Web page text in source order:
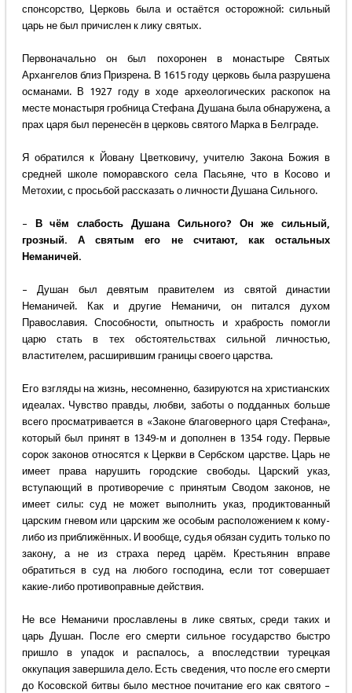
спонсорство, Церковь была и остаётся осторожной: сильный
царь не был причислен к лику святых.
Первоначально он был похоронен в монастыре Святых
Архангелов близ Призрена. В 1615 году церковь была разрушена
османами. В 1927 году в ходе археологических раскопок на
месте монастыря гробница Стефана Душана была обнаружена, а
прах царя был перенесён в церковь святого Марка в Белграде.
Я обратился к Йовану Цветковичу, учителю Закона Божия в
средней школе поморавского села Пасьяне, что в Косово и
Метохии, с просьбой рассказать о личности Душана Сильного.
– В чём слабость Душана Сильного? Он же сильный,
грозный. А святым его не считают, как остальных
Неманичей.
– Душан был девятым правителем из святой династии
Неманичей. Как и другие Неманичи, он питался духом
Православия. Способности, опытность и храбрость помогли
царю стать в тех обстоятельствах сильной личностью,
властителем, расширившим границы своего царства.
Его взгляды на жизнь, несомненно, базируются на христианских
идеалах. Чувство правды, любви, заботы о подданных больше
всего просматривается в «Законе благоверного царя Стефана»,
который был принят в 1349-м и дополнен в 1354 году. Первые
сорок законов относятся к Церкви в Сербском царстве. Царь не
имеет права нарушить городские свободы. Царский указ,
вступающий в противоречие с принятым Сводом законов, не
имеет силы: суд не может выполнить указ, продиктованный
царским гневом или царским же особым расположением к кому-
либо из приближённых. И вообще, судья обязан судить только по
закону, а не из страха перед царём. Крестьянин вправе
обратиться в суд на любого господина, если тот совершает
какие-либо противоправные действия.
Не все Неманичи прославлены в лике святых, среди таких и
царь Душан. После его смерти сильное государство быстро
пришло в упадок и распалось, а впоследствии турецкая
оккупация завершила дело. Есть сведения, что после его смерти
до Косовской битвы было местное почитание его как святого –